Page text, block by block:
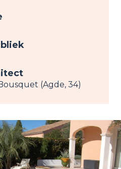
(Agde, 34)